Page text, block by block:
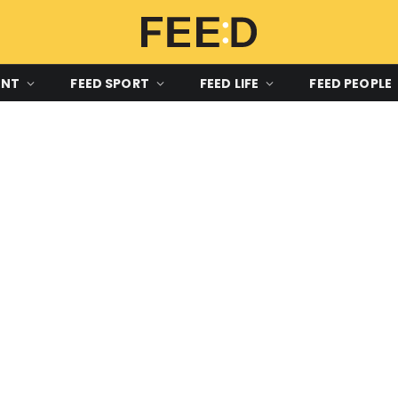
FEED SPORT FEED LIFE FEED PEOPLE